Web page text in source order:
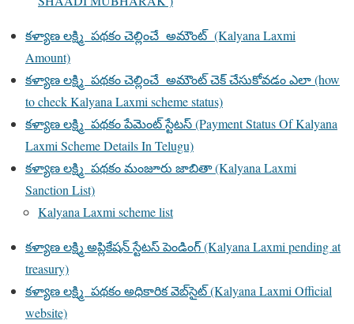
కళ్యాణ లక్ష్మి పథకం చెల్లించే అమౌంట్ (Kalyana Laxmi
Amount)
కళ్యాణ లక్ష్మి పథకం చెల్లించే అమౌంట్ చెక్ చేసుకోవడం ఎలా (how
to check Kalyana Laxmi scheme status)
కళ్యాణ లక్ష్మి పథకం పేమెంట్ స్టేటస్ (Payment Status Of Kalyana
Laxmi Scheme Details In Telugu)
కళ్యాణ లక్ష్మి పథకం మంజూరు జాబితా (Kalyana Laxmi
Sanction List)
Kalyana Laxmi scheme list
కళ్యాణ లక్ష్మి అప్లికేషన్ స్టేటస్ పెండింగ్ (Kalyana Laxmi pending at
treasury)
కళ్యాణ లక్ష్మి పథకం అధికారిక వెబ్‌సైట్ (Kalyana Laxmi Official
website)